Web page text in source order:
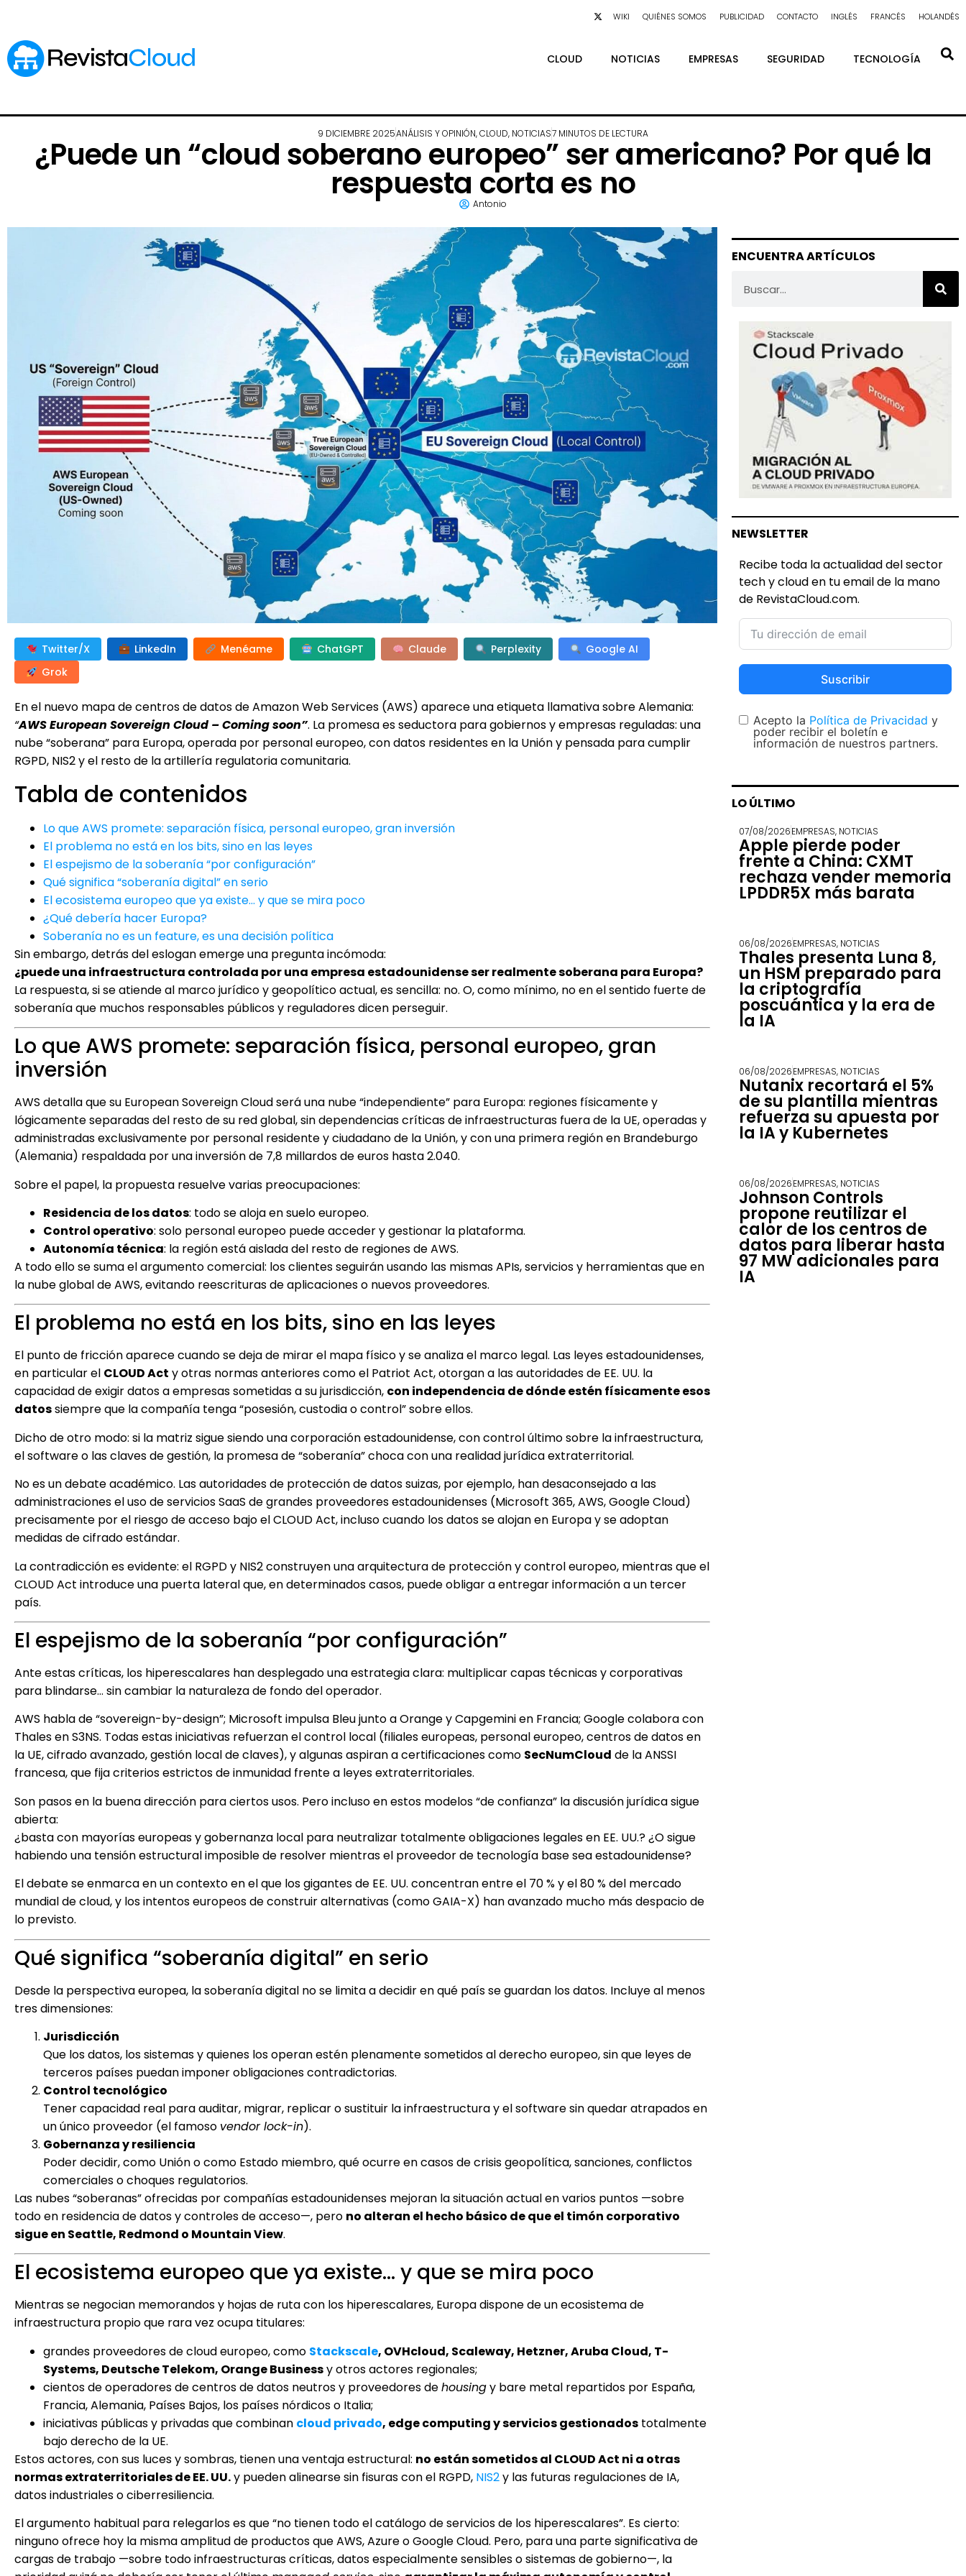
WIKI QUIÉNES SOMOS PUBLICIDAD CONTACTO INGLÉS FRANCÉS HOLANDÉS
CLOUD NOTICIAS EMPRESAS SEGURIDAD TECNOLOGÍA
9 DICIEMBRE 2025ANÁLISIS Y OPINIÓN,CLOUD, NOTICIAS7 MINUTOS DE LECTURA
¿Puede un “cloud soberano europeo” ser americano? Por qué la
respuesta corta es no
Antonio
Twitter/X LinkedIn Menéame ChatGPT Claude Perplexity
Google AI
Grok
En el nuevo mapa de centros de datos de Amazon Web Services (AWS) aparece una etiqueta llamativa sobre Alemania:
“AWS European Sovereign Cloud – Coming soon”. La promesa es seductora para gobiernos y empresas reguladas: una
nube “soberana” para Europa, operada por personal europeo, con datos residentes en la Unión y pensada para cumplir
RGPD, NIS2 y el resto de la artillería regulatoria comunitaria.
Tabla de contenidos
Lo que AWS promete: separación física, personal europeo, gran inversión
El problema no está en los bits, sino en las leyes
El espejismo de la soberanía “por configuración”
Qué significa “soberanía digital” en serio
El ecosistema europeo que ya existe… y que se mira poco
¿Qué debería hacer Europa?
Soberanía no es un feature, es una decisión política
Sin embargo, detrás del eslogan emerge una pregunta incómoda:
¿puede una infraestructura controlada por una empresa estadounidense ser realmente soberana para Europa?
La respuesta, si se atiende al marco jurídico y geopolítico actual, es sencilla: no. O, como mínimo, no en el sentido fuerte de
soberanía que muchos responsables públicos y reguladores dicen perseguir.
Lo que AWS promete: separación física, personal europeo, gran
inversión
AWS detalla que su European Sovereign Cloud será una nube “independiente” para Europa: regiones físicamente y
lógicamente separadas del resto de su red global, sin dependencias críticas de infraestructuras fuera de la UE, operadas y
administradas exclusivamente por personal residente y ciudadano de la Unión, y con una primera región en Brandeburgo
(Alemania) respaldada por una inversión de 7,8 millardos de euros hasta 2.040.
Sobre el papel, la propuesta resuelve varias preocupaciones:
Residencia de los datos: todo se aloja en suelo europeo.
Control operativo: solo personal europeo puede acceder y gestionar la plataforma.
Autonomía técnica: la región está aislada del resto de regiones de AWS.
A todo ello se suma el argumento comercial: los clientes seguirán usando las mismas APIs, servicios y herramientas que en
la nube global de AWS, evitando reescrituras de aplicaciones o nuevos proveedores.
El problema no está en los bits, sino en las leyes
El punto de fricción aparece cuando se deja de mirar el mapa físico y se analiza el marco legal. Las leyes estadounidenses,
en particular el CLOUD Act y otras normas anteriores como el Patriot Act, otorgan a las autoridades de EE. UU. la
capacidad de exigir datos a empresas sometidas a su jurisdicción, con independencia de dónde estén físicamente esos
datossiempre que la compañía tenga “posesión, custodia o control” sobre ellos.
Dicho de otro modo: si la matriz sigue siendo una corporación estadounidense, con control último sobre la infraestructura,
el software o las claves de gestión, la promesa de “soberanía” choca con una realidad jurídica extraterritorial.
No es un debate académico. Las autoridades de protección de datos suizas, por ejemplo, han desaconsejado a las
administraciones el uso de servicios SaaS de grandes proveedores estadounidenses (Microsoft 365, AWS, Google Cloud)
precisamente por el riesgo de acceso bajo el CLOUD Act, incluso cuando los datos se alojan en Europa y se adoptan
medidas de cifrado estándar.
La contradicción es evidente: el RGPD y NIS2 construyen una arquitectura de protección y control europeo, mientras que el
CLOUD Act introduce una puerta lateral que, en determinados casos, puede obligar a entregar información a un tercer
país.
El espejismo de la soberanía “por configuración”
Ante estas críticas, los hiperescalares han desplegado una estrategia clara: multiplicar capas técnicas y corporativas
para blindarse… sin cambiar la naturaleza de fondo del operador.
AWS habla de “sovereign-by-design”; Microsoft impulsa Bleu junto a Orange y Capgemini en Francia; Google colabora con
Thales en S3NS. Todas estas iniciativas refuerzan el control local (filiales europeas, personal europeo, centros de datos en
la UE, cifrado avanzado, gestión local de claves), y algunas aspiran a certificaciones como SecNumCloud de la ANSSI
francesa, que fija criterios estrictos de inmunidad frente a leyes extraterritoriales.
Son pasos en la buena dirección para ciertos usos. Pero incluso en estos modelos “de confianza” la discusión jurídica sigue
abierta:
¿basta con mayorías europeas y gobernanza local para neutralizar totalmente obligaciones legales en EE. UU.? ¿O sigue
habiendo una tensión estructural imposible de resolver mientras el proveedor de tecnología base sea estadounidense?
El debate se enmarca en un contexto en el que los gigantes de EE. UU. concentran entre el 70 % y el 80 % del mercado
mundial de cloud, y los intentos europeos de construir alternativas (como GAIA-X) han avanzado mucho más despacio de
lo previsto.
Qué significa “soberanía digital” en serio
Desde la perspectiva europea, la soberanía digital no se limita a decidir en qué país se guardan los datos. Incluye al menos
tres dimensiones:
Jurisdicción
Que los datos, los sistemas y quienes los operan estén plenamente sometidos al derecho europeo, sin que leyes de
terceros países puedan imponer obligaciones contradictorias.
Control tecnológico
Tener capacidad real para auditar, migrar, replicar o sustituir la infraestructura y el software sin quedar atrapados en
un único proveedor (el famoso vendor lock-in).
Gobernanza y resiliencia
Poder decidir, como Unión o como Estado miembro, qué ocurre en casos de crisis geopolítica, sanciones, conflictos
comerciales o choques regulatorios.
Las nubes “soberanas” ofrecidas por compañías estadounidenses mejoran la situación actual en varios puntos —sobre
todo en residencia de datos y controles de acceso—, pero no alteran el hecho básico de que el timón corporativo
sigue en Seattle, Redmond o Mountain View.
El ecosistema europeo que ya existe… y que se mira poco
Mientras se negocian memorandos y hojas de ruta con los hiperescalares, Europa dispone de un ecosistema de
infraestructura propio que rara vez ocupa titulares:
grandes proveedores de cloud europeo, como Stackscale, OVHcloud, Scaleway, Hetzner, Aruba Cloud, T-
Systems, Deutsche Telekom, Orange Businessy otros actores regionales;
cientos de operadores de centros de datos neutros y proveedores dehousingy bare metal repartidos por España,
Francia, Alemania, Países Bajos, los países nórdicos o Italia;
iniciativas públicas y privadas que combinan cloud privado, edge computing y servicios gestionados totalmente
bajo derecho de la UE.
Estos actores, con sus luces y sombras, tienen una ventaja estructural: no están sometidos al CLOUD Act ni a otras
normas extraterritoriales de EE. UU.y pueden alinearse sin fisuras con el RGPD, NIS2y las futuras regulaciones de IA,
datos industriales o ciberresiliencia.
El argumento habitual para relegarlos es que “no tienen todo el catálogo de servicios de los hiperescalares”. Es cierto:
ninguno ofrece hoy la misma amplitud de productos que AWS, Azure o Google Cloud. Pero, para una parte significativa de
cargas de trabajo —sobre todo infraestructuras críticas, datos especialmente sensibles o sistemas de gobierno—, la
ENCUENTRA ARTÍCULOS
NEWSLETTER
Recibe toda la actualidad del sector
tech y cloud en tu email de la mano
de RevistaCloud.com.
Suscribir
Acepto la Política de Privacidad y
poder recibir el boletín e
información de nuestros partners.
LO ÚLTIMO
07/08/2026EMPRESAS, NOTICIAS
Apple pierde poder
frente a China: CXMT
rechaza vender memoria
LPDDR5X más barata
06/08/2026EMPRESAS, NOTICIAS
Thales presenta Luna 8,
un HSM preparado para
la criptografía
poscuántica y la era de
la IA
06/08/2026EMPRESAS, NOTICIAS
Nutanix recortará el 5%
de su plantilla mientras
refuerza su apuesta por
la IA y Kubernetes
06/08/2026EMPRESAS, NOTICIAS
Johnson Controls
propone reutilizar el
calor de los centros de
datos para liberar hasta
97 MW adicionales para
IA